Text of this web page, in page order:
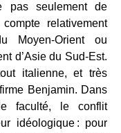
pas seulement de
relativement
Moyen‑Orient ou
d’Asie du Sud‑Est.
italienne, et très
Benjamin. Dans
faculté, le conflit
idéologique : pour